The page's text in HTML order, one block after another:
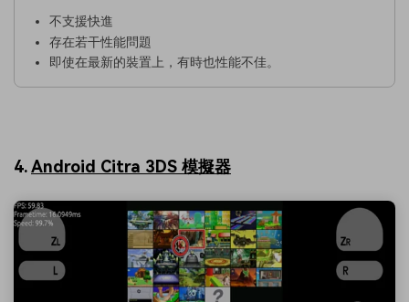
不支援快進
存在若干性能問題
即使在最新的裝置上，有時也性能不佳。
4.Android Citra 3DS 模擬器